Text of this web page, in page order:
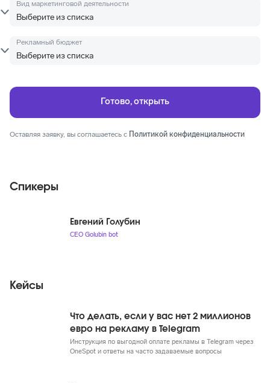
Вид маркетинговой деятельности
Рекламный бюджет
Оставляя заявку, вы соглашаетесь с Политикой конфиденциальности
Спикеры
Евгений Голубин
СЕО Golubin bot
Кейсы
Что делать, если у вас нет 2 миллионов
евро на рекламу в Telegram
Инструкция по выгодной оплате рекламы в Telegram через
OneSpot и ответы на часто задаваемые вопросы